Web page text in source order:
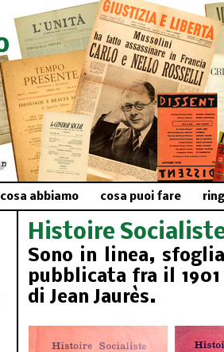
cosa abbiamo cosa puoi fare
Histoire
Sono in linea,
pubblicata fra il
di Jean Jaurès.